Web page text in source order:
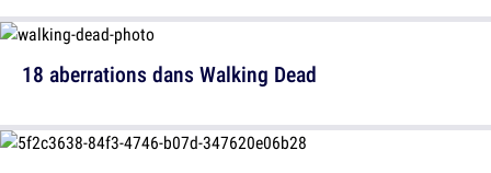
18 aberrations dans Walking Dead